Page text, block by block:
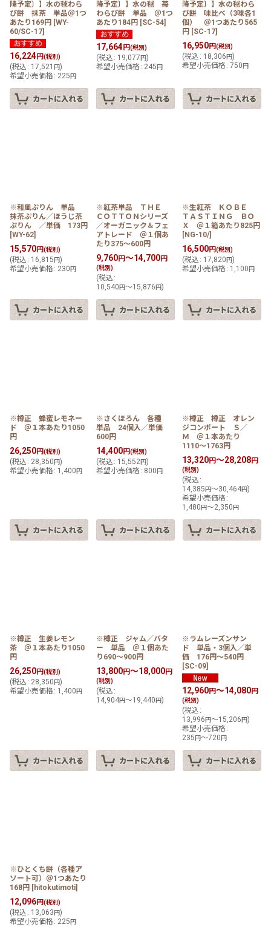
降予定〕】水の毬わら
び餅 抹茶 単品＠1つ
あたり169円 [WY-
60/SC-17]
16,224 円(税別)
(税込 : 17,521 円)
希望小売価格 : 225 円
降予定〕】水の毬 苺
わらび餅 単品 ＠1つ
あたり184円 [SC-54]
17,664 円(税別)
(税込 : 19,077 円)
希望小売価格 : 245 円
降予定〕】水の毬わら
び餅 味比べ（3味各1
個） ＠1つあたり565
円 [SC-17]
16,950円(税別)
(税込 : 18,306円)
希望小売価格 : 750円
※和風ぷりん 単品
抹茶ぷりん／ほうじ茶
ぷりん ／単価 173円
[WY-62]
15,570円(税別)
(税込 : 16,815 円)
希望小売価格 : 230 円
※紅茶単品 ＴＨＥ
ＣＯＴＴＯＮシリーズ
／オーガニック＆フェ
アトレード ＠１個あ
たり375〜600円
9,760円～14,700円
(税別)
(税込 :
10,540 円～15,876 円)
※生紅茶 ＫＯＢＥ
ＴＡＳＴＩＮＧ ＢＯ
Ｘ ＠１箱あたり825円
[NG-10/]
16,500円(税別)
(税込 : 17,820円)
希望小売価格 : 1,100円
※樽正 蜂蜜レモネー
ド ＠１本あたり1050
円
26,250円(税別)
(税込 : 28,350 円)
希望小売価格 : 1,400 円
※さくほろん 各種
単品 24個入／単価
600円
14,400円(税別)
(税込 : 15,552円)
希望小売価格 : 800 円
※樽正 樽正 オレン
ジコンポート Ｓ／
Ｍ ＠１本あたり
1110〜1763円
13,320円～28,208円
(税別)
(税込 :
14,385円～30,464円)
希望小売価格 :
1,480円～2,350円
※樽正 生姜レモン
茶 ＠１本あたり1050
円
26,250円(税別)
(税込 : 28,350 円)
希望小売価格 : 1,400 円
※樽正 ジャム／バタ
ー 単品 ＠１個あた
り690〜900円
13,800円～18,000円
(税別)
(税込 :
14,904円～19,440 円)
※ラムレーズンサン
ド 単品・3個入／単
価 176円〜540円
[SC-09]
12,960円～14,080円
(税別)
(税込 :
13,996円～15,206円)
希望小売価格 :
235円～720円
※ひとくち餅（各種ア
ソート可）＠1つあたり
168円 [hitokutimoti]
12,096円(税別)
(税込 : 13,063 円)
希望小売価格 : 225 円